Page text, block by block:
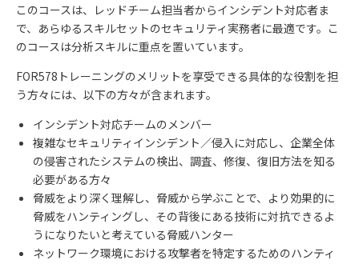
このコースは、レッドチーム担当者からインシデント対応者ま
で、あらゆるスキルセットのセキュリティ実務者に最適です。こ
のコースは分析スキルに重点を置いています。
FOR578 トレーニングのメリットを享受できる具体的な役割を担
う方々には、以下の方々が含まれます。
インシデント対応チームのメンバー
複雑なセキュリティインシデント／侵入に対応し、企業全体
の侵害されたシステムの検出、調査、修復、復旧方法を知る
必要がある方々
脅威をより深く理解し、脅威から学ぶことで、より効果的に
脅威をハンティングし、その背後にある技術に対抗できるよ
うになりたいと考えている脅威ハンター
ネットワーク環境における攻撃者を特定するためのハンティ